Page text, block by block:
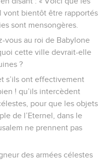
vont bientôt être rapportés
sont mensongères.
vous au roi de Babylone
cette ville devrait-elle
?
s’ils ont effectivement
! qu’ils intercèdent
pour que les objets
de l’Eternel, dans le
ne prennent pas
des armées célestes